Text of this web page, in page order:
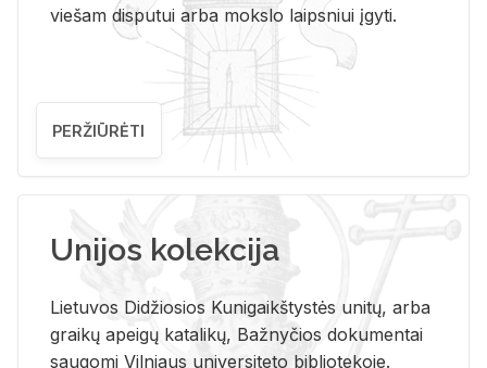
viešam disputui arba mokslo laipsniui įgyti.
PERŽIŪRĖTI
Unijos kolekcija
Lietuvos Didžiosios Kunigaikštystės unitų, arba
graikų apeigų katalikų, Bažnyčios dokumentai
saugomi Vilniaus universiteto bibliotekoje.